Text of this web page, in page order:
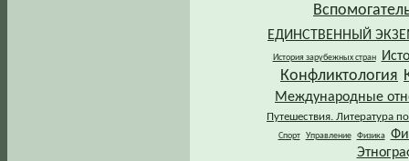
ЕДИНСТВЕННЫЙ
История зарубежных стран
Конфликтология
Международные
Путешествия. Литература
Спорт Управление Физика